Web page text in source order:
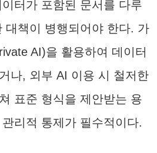
터가 포함된 문서를 다루
대책이 병행되어야 한다. 가
AI)을 활용하여 데이터
나, 외부 AI 이용 시 철저한
표준 형식을 제안받는 용
리적 통제가 필수적이다.